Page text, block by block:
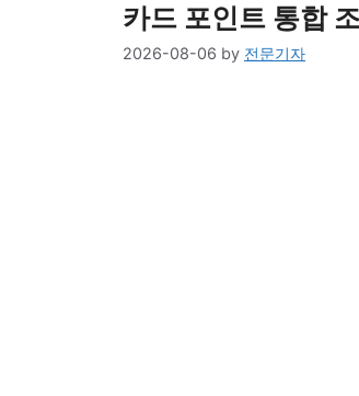
카드 포인트 통합
2026-08-06 by 전문기자